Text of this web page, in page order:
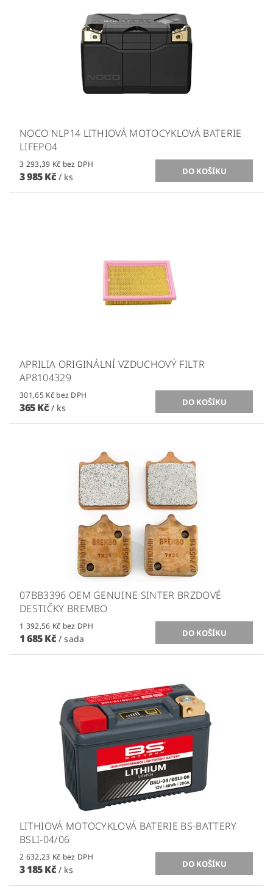
NOCO NLP14 LITHIOVÁ MOTOCYKLOVÁ BATERIE
LIFEPO4
3 293,39 Kč bez DPH
3 985 Kč / ks
APRILIA ORIGINÁLNÍ VZDUCHOVÝ FILTR
AP8104329
301,65 Kč bez DPH
365 Kč / ks
07BB3396 OEM GENUINE SINTER BRZDOVÉ
DESTIČKY BREMBO
1 392,56 Kč bez DPH
1 685 Kč / sada
LITHIOVÁ MOTOCYKLOVÁ BATERIE BS-BATTERY
BSLI-04/06
2 632,23 Kč bez DPH
3 185 Kč / ks